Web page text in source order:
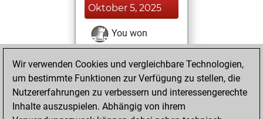
Oktober 5, 2025
You won
against Fritz
Fritz
You achieved a
BeautyScore of 5
You achieved a
new Elo of 1621
Wir verwenden Cookies und vergleichbare Technologien,
um bestimmte Funktionen zur Verfügung zu stellen, die
Nutzererfahrungen zu verbessern und interessengerechte
Inhalte auszuspielen. Abhängig von ihrem